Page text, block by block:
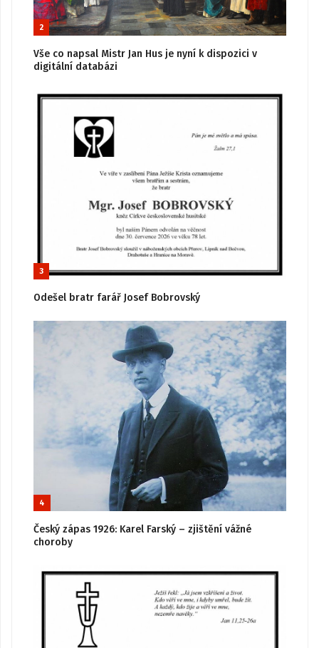
2
Vše co napsal Mistr Jan Hus je nyní k dispozici v
digitální databázi
3
Odešel bratr farář Josef Bobrovský
4
Český zápas 1926: Karel Farský – zjištění vážné
choroby